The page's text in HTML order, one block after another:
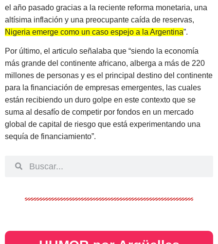
el año pasado gracias a la reciente reforma monetaria, una
altísima inflación y una preocupante caída de reservas,
Nigeria emerge como un caso espejo a la Argentina”.
Por último, el articulo señalaba que “siendo la economía
más grande del continente africano, alberga a más de 220
millones de personas y es el principal destino del continente
para la financiación de empresas emergentes, las cuales
están recibiendo un duro golpe en este contexto que se
suma al desafío de competir por fondos en un mercado
global de capital de riesgo que está experimentando una
sequía de financiamiento”.